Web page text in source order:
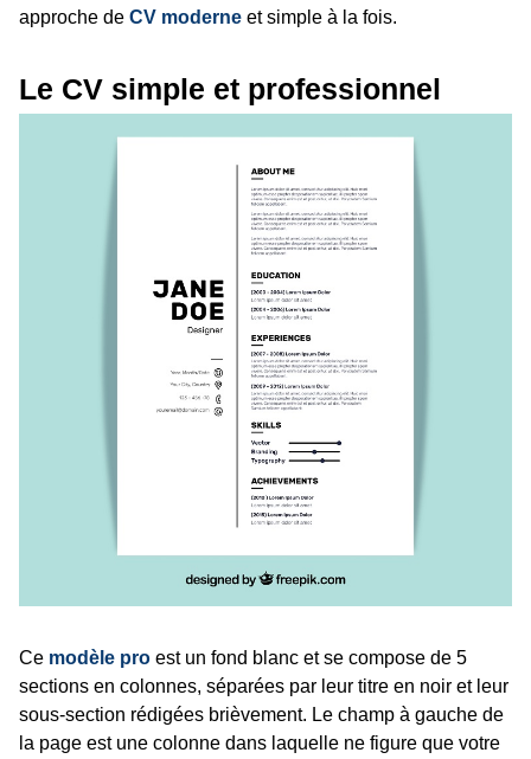
approche de CV moderne et simple à la fois.
Le CV simple et professionnel
Ce modèle pro est un fond blanc et se compose de 5
sections en colonnes, séparées par leur titre en noir et leur
sous-section rédigées brièvement. Le champ à gauche de
la page est une colonne dans laquelle ne figure que votre